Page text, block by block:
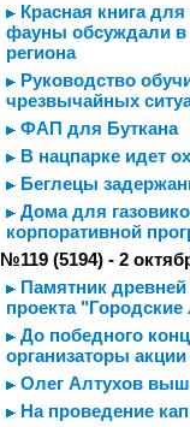
Красная книга
фауны обсуждали в
региона
Руководство
чрезвычайных
ФАП для Буткана
В нацпарке идет
Беглецы
Дома для
корпоративной
№119 (5194) - 2
Памятник
проекта
До победного
организаторы
Олег Алтухов
На проведение